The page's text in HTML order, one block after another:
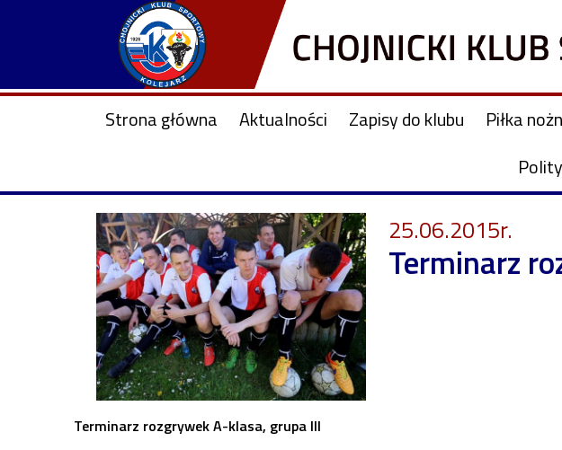
Strona główna Aktualności Zapisy do klubu Piłka
25.06.2015r.
Terminarz
Terminarz rozgrywek A-klasa, grupa III